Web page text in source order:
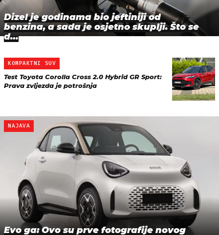
Dizel je godinama bio jeftiniji od
benzina, a sada je osjetno skuplji. Što se
d…
KOMPAKTNI SUV
Test Toyota Corolla Cross 2.0 Hybrid GR Sport:
Prava zvijezda je potrošnja
NAJAVA
Evo ga: Ovo su prve fotografije novog